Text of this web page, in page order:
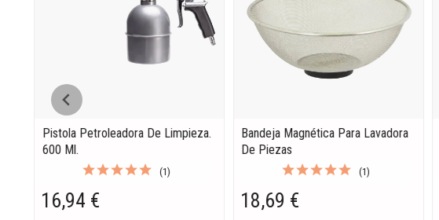
Pistola Petroleadora De Limpieza.
600 Ml.
(1)
16,94 €
Bandeja Magnética Para Lavadora
De Piezas
(1)
18,69 €